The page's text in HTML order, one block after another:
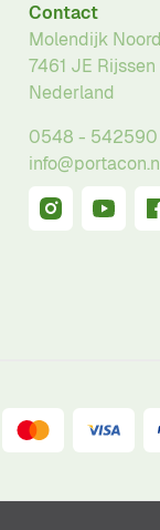
Contact
Molendijk
7461 JE Rijssen
Nederland
0548 - 542590